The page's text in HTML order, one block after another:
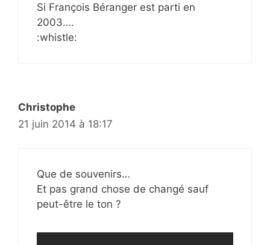
Si François Béranger est parti en
2003….
:whistle:
Christophe
21 juin 2014 à 18:17
Que de souvenirs…
Et pas grand chose de changé sauf
peut-être le ton ?